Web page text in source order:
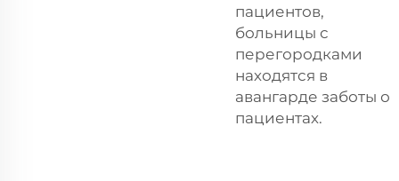
пациентов,
больницы с
перегородками
находятся в
авангарде заботы о
пациентах.